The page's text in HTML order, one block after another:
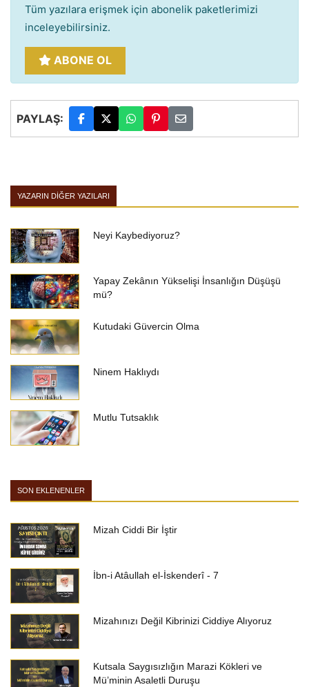
Tüm yazılara erişmek için abonelik paketlerimizi
inceleyebilirsiniz.
ABONE OL
PAYLAŞ:
YAZARIN DIĞER YAZILARI
Neyi Kaybediyoruz?
Yapay Zekânın Yükselişi İnsanlığın Düşüşü
mü?
Kutudaki Güvercin Olma
Ninem Haklıydı
Mutlu Tutsaklık
SON EKLENENLER
Mizah Ciddi Bir İştir
İbn-i Atâullah el-İskenderî - 7
Mizahınızı Değil Kibrinizi Ciddiye Alıyoruz
Kutsala Saygısızlığın Marazi Kökleri ve
Mü’minin Asaletli Duruşu